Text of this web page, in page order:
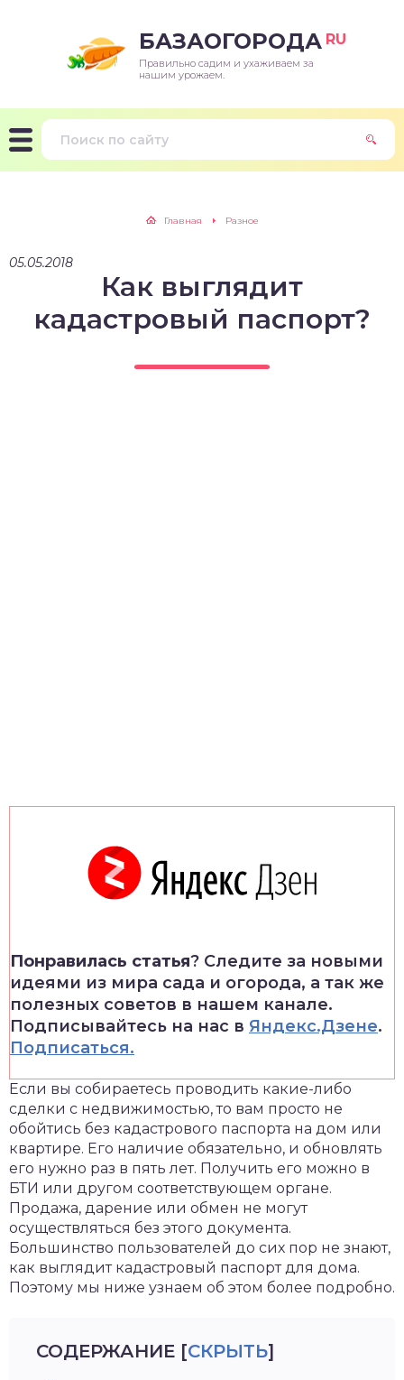
БАЗАОГОРОДА RU
Правильно садим и ухаживаем за
нашим урожаем.
Главная Разное
05.05.2018
Как выглядит
кадастровый паспорт?
Понравилась статья? Следите за новыми
идеями из мира сада и огорода, а так же
полезных советов в нашем канале.
Подписывайтесь на нас в Яндекс.Дзене.
Подписаться.
Если вы собираетесь проводить какие-либо
сделки с недвижимостью, то вам просто не
обойтись без кадастрового паспорта на дом или
квартире. Его наличие обязательно, и обновлять
его нужно раз в пять лет. Получить его можно в
БТИ или другом соответствующем органе.
Продажа, дарение или обмен не могут
осуществляться без этого документа.
Большинство пользователей до сих пор не знают,
как выглядит кадастровый паспорт для дома.
Поэтому мы ниже узнаем об этом более подробно.
СОДЕРЖАНИЕ [СКРЫТЬ]